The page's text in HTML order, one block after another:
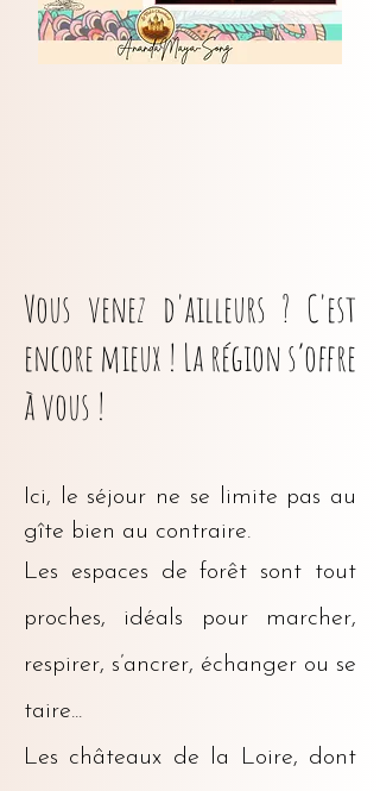
Vous venez d'ailleurs ? C'est
encore mieux ! La région s’offre
à vous !
Ici, le séjour ne se limite pas au
gîte bien au contraire.
Les espaces de forêt sont tout
proches, idéals pour marcher,
respirer, s’ancrer, échanger ou se
taire...
Les châteaux de la Loire, dont